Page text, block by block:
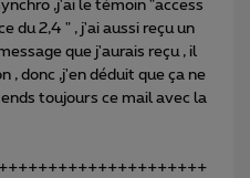
,j'ai le témoin "access
du 2,4 " , j'ai aussi reçu un
que j'aurais reçu , il
, donc ,j'en déduit que ça ne
toujours ce mail avec la